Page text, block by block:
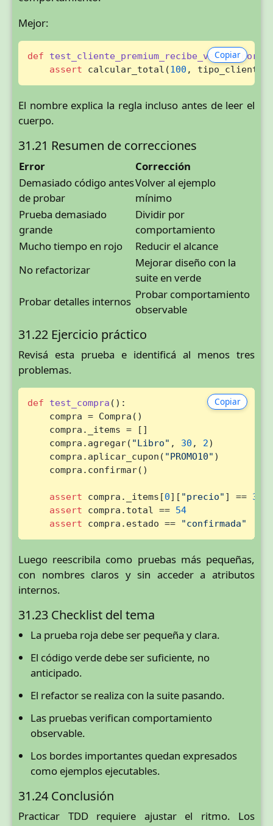
Mejor:
Copiar
def
assert calcular_total(100 , tipo_cliente=
El nombre explica la regla incluso antes de leer el
cuerpo.
31.21 Resumen de correcciones
Error
Corrección
Demasiado código antes
de probar
Volver al ejemplo
mínimo
Prueba demasiado
grande
Dividir por
comportamiento
Mucho tiempo en rojo
Reducir el alcance
No refactorizar
Mejorar diseño con la
suite en verde
Probar detalles internos
Probar comportamiento
observable
31.22 Ejercicio práctico
Revisá esta prueba e identificá al menos tres
problemas.
Copiar
def test_compra ():
    compra = Compra()
    compra._items = []
    compra.agregar(
"Libro" , 30 , 2)
    compra.aplicar_cupon(
"PROMO10" )
    compra.confirmar()
assert compra._items[0][ "precio" ] == 30
assert compra.total == 54
assert compra.estado == "confirmada"
Luego reescribila como pruebas más pequeñas,
con nombres claros y sin acceder a atributos
internos.
31.23 Checklist del tema
La prueba roja debe ser pequeña y clara.
El código verde debe ser suficiente, no
anticipado.
El refactor se realiza con la suite pasando.
Las pruebas verifican comportamiento
observable.
Los bordes importantes quedan expresados
como ejemplos ejecutables.
31.24 Conclusión
Practicar TDD requiere ajustar el ritmo. Los